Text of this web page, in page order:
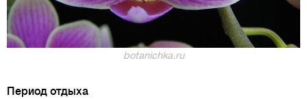
botanichka.ru
Период отдыха